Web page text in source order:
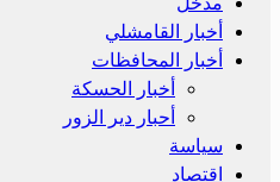
أخبار القامشلي
أخبار المحافظات
أخبار الحسكة
أحبار دير الزور
سياسة
اقتصاد